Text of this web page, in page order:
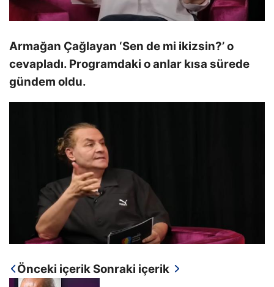
Armağan Çağlayan ‘Sen de mi ikizsin?’ o
cevapladı. Programdaki o anlar kısa sürede
gündem oldu.
Önceki içerik Sonraki içerik